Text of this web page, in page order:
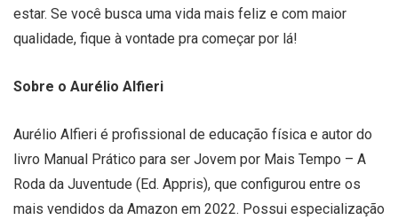
estar. Se você busca uma vida mais feliz e com maior
qualidade, fique à vontade pra começar por lá!
Sobre o Aurélio Alfieri
Aurélio Alfieri é profissional de educação física e autor do
livro Manual Prático para ser Jovem por Mais Tempo – A
Roda da Juventude (Ed. Appris), que configurou entre os
mais vendidos da Amazon em 2022. Possui especialização